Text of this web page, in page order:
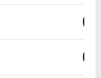
0
0